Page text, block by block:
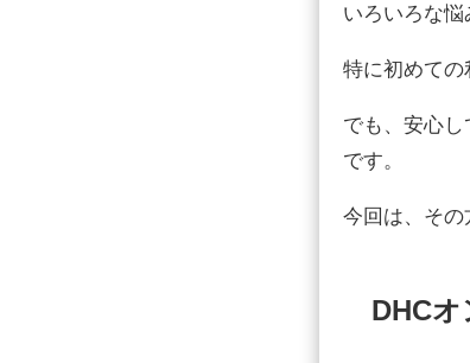
いろいろな悩
特に初めての
でも、安心し
です。
今回は、その
DHC